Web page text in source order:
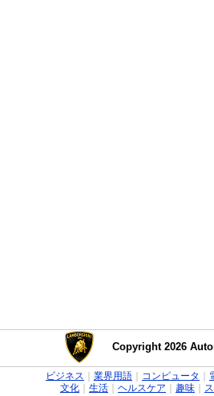
Copyright 2026
ビジネス 業界用語｜ コンピュータ
文化｜ 生活｜ ヘルスケア 趣味｜